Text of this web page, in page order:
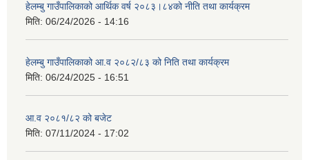
हेलम्बु गाउँपालिकाको आर्थिक वर्ष २०८३।८४को नीति तथा कार्यक्रम
मिति: 06/24/2026 - 14:16
हेलम्बु गाउँपालिकाको आ.व २०८२/८३ को निति तथा कार्यक्रम
मिति: 06/24/2025 - 16:51
आ.व २०८१/८२ को बजेट
मिति: 07/11/2024 - 17:02